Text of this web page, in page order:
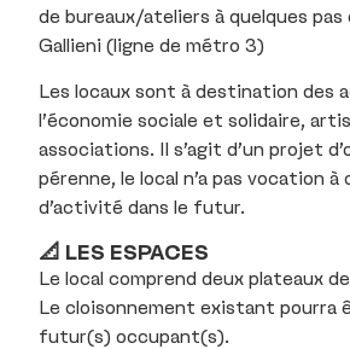
de bureaux/ateliers à quelques
Gallieni (ligne de métro 3)
Les locaux sont à destination des
l’économie sociale et solidaire,
associations. Il s’agit d’un projet
pérenne, le local n’a pas vocation à
d’activité dans le futur.
📐 LES ESPACES
Le local comprend deux plateaux
Le cloisonnement existant pourra
futur(s) occupant(s).